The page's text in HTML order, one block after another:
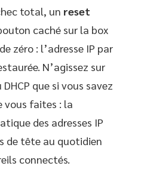
total, un reset
caché sur la box
zéro : l’adresse IP par
N’agissez sur
que si vous savez
vous faites : la
des adresses IP
de tête au quotidien
connectés.